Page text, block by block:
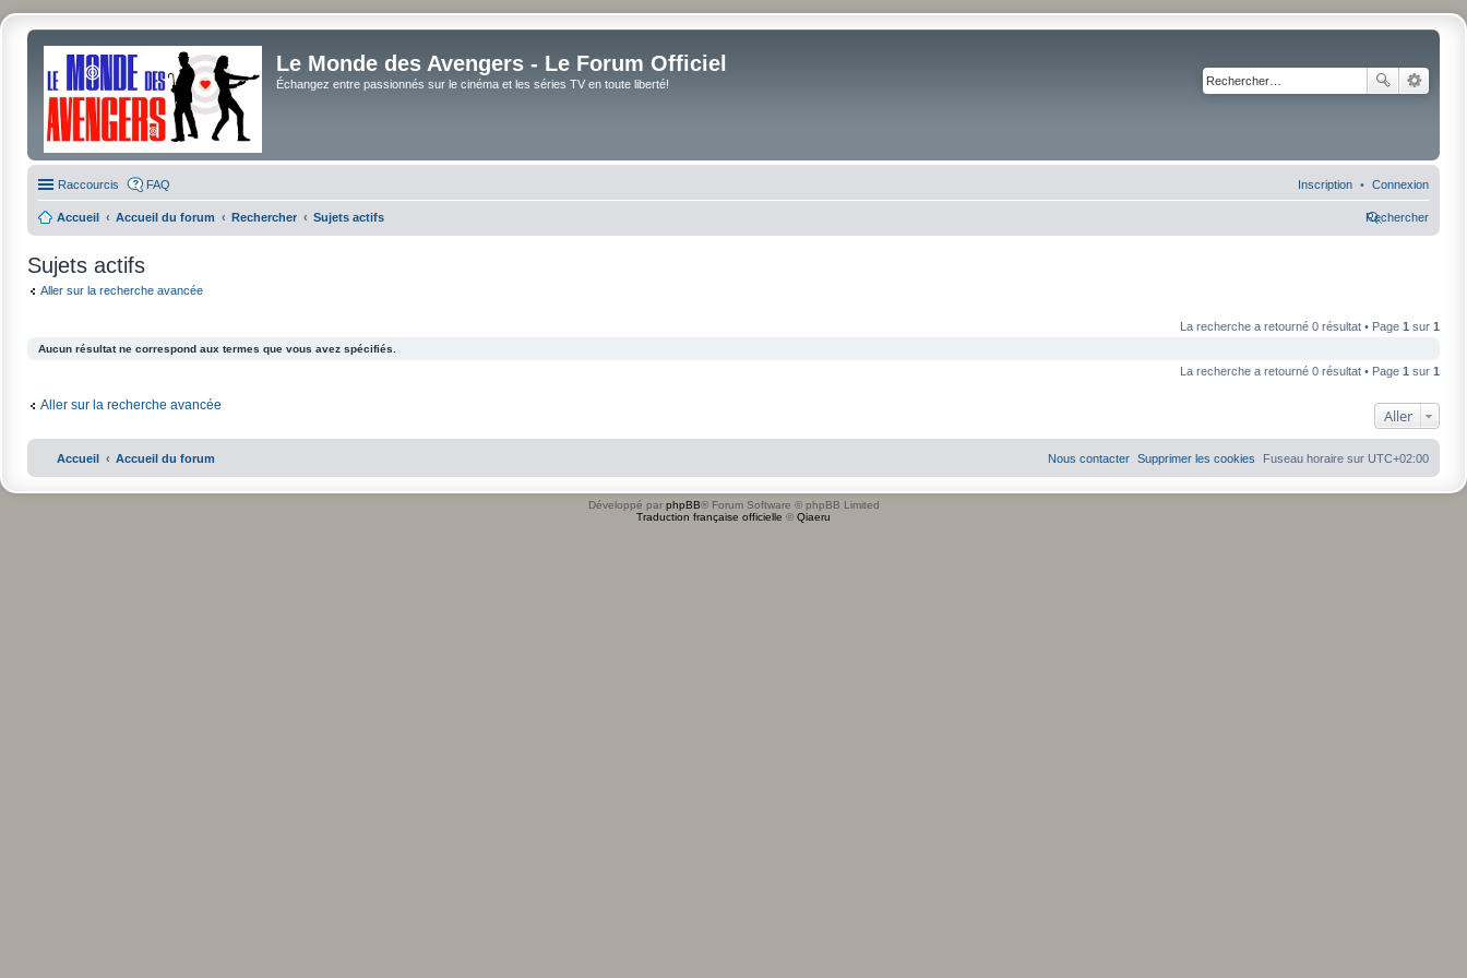
Le Monde des Avengers - Le Forum Officiel
Échangez entre passionnés sur le cinéma et les séries TV en toute liberté!
Raccourcis FAQ Connexion
Inscription
Accueil Accueil du forum Rechercher Sujets actifs Rechercher
Sujets actifs
Aller sur la recherche avancée
La recherche a retourné 0 résultat • Page 1 sur 1
Aucun résultat ne correspond aux termes que vous avez spécifiés.
La recherche a retourné 0 résultat • Page 1 sur 1
Aller sur la recherche avancée
Aller
Accueil Accueil du forum Fuseau horaire sur UTC+02:00
Supprimer les cookies
Nous contacter
Développé par phpBB® Forum Software © phpBB Limited
Traduction française officielle © Qiaeru